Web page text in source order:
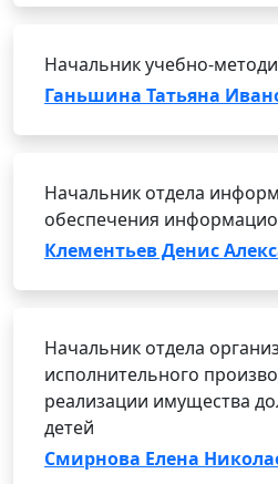
Начальник учебно-
Ганьшина Татьяна
Начальник отдела
обеспечения
Клементьев Денис
Начальник отдела
исполнительного
реализации имущества
детей
Смирнова Елена